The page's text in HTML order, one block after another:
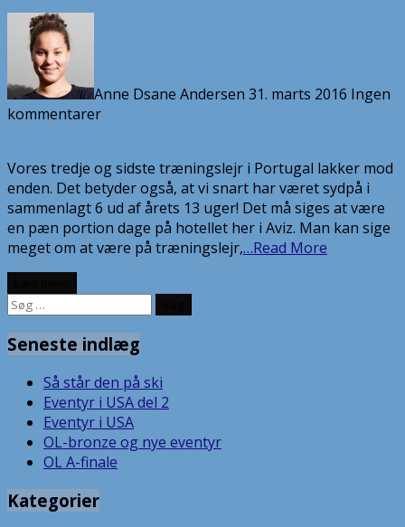
Anne Dsane Andersen 31. marts 2016 Ingen
kommentarer
Vores tredje og sidste træningslejr i Portugal lakker mod
enden. Det betyder også, at vi snart har været sydpå i
sammenlagt 6 ud af årets 13 uger! Det må siges at være
en pæn portion dage på hotellet her i Aviz. Man kan sige
meget om at være på træningslejr,…Read More
Søg
Seneste indlæg
Så står den på ski
Eventyr i USA del 2
Eventyr i USA
OL-bronze og nye eventyr
OL A-finale
Kategorier